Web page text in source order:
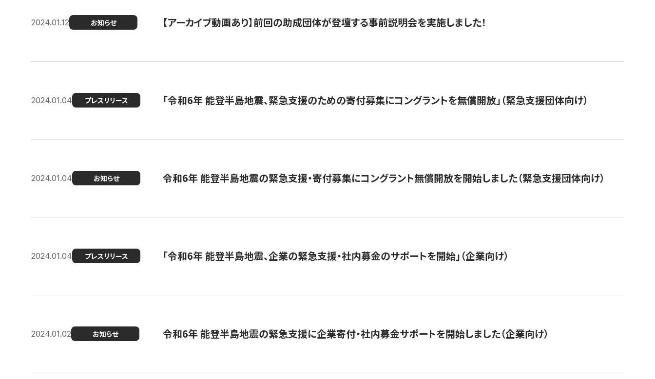
2024.01.12 お知らせ 【アーカイブ動画あり】前回の助成団体が登壇する事前説明会を実施しました！
2024.01.04 プレスリリース 「令和6年 能登半島地震、緊急支援のための寄付募集にコングラントを無償開放」（緊急支援団体向け）
2024.01.04 お知らせ 令和6年 能登半島地震の緊急支援・寄付募集にコングラント無償開放を開始しました（緊急支援団体向け）
2024.01.04 プレスリリース 「令和6年 能登半島地震、企業の緊急支援・社内募金のサポートを開始」（企業向け）
2024.01.02 お知らせ 令和6年 能登半島地震の緊急支援に企業寄付・社内募金サポートを開始しました（企業向け）